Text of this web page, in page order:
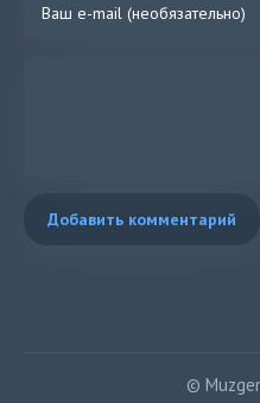
Добавить комментарий
©